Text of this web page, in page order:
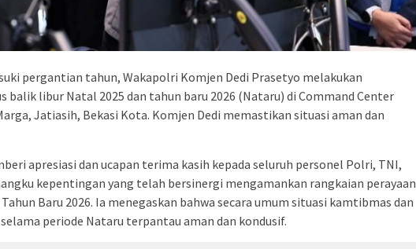
pergantian tahun, Wakapolri Komjen Dedi Prasetyo melakukan
balik libur Natal 2025 dan tahun baru 2026 (Nataru) di Command Center
Jatiasih, Bekasi Kota. Komjen Dedi memastikan situasi aman dan
apresiasi dan ucapan terima kasih kepada seluruh personel Polri, TNI,
kepentingan yang telah bersinergi mengamankan rangkaian perayaan
Baru 2026. Ia menegaskan bahwa secara umum situasi kamtibmas dan
periode Nataru terpantau aman dan kondusif.